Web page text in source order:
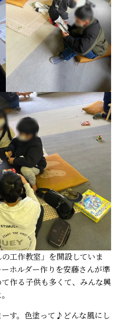
工作教室」を開設していま
ホルダー作りを安藤さんが準
作る子供も多くて、みんな興
す。色塗って♪どんな風にし